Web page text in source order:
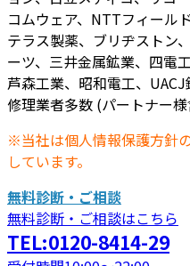
コムウェア、NTTフィール
テラス製薬、ブリヂストン
ーツ、三井金属鉱業、四電
芦森工業、昭和電工、
修理業者多数 (パートナー様
※当社は個人情報保護方針
しています。
無料診断・ご相談
無料診断・ご相談はこちら
TEL:0120-8414-29